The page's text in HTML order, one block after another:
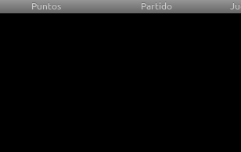
Puntos Partido